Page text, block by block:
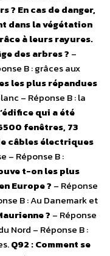
? En cas de danger,
dans la végétation
à leurs rayures.
des arbres ? –
B : grâces aux
les plus répandues
– Réponse B : la
qui a été
fenêtres, 73
câbles électriques
– Réponse B :
t-on les plus
Europe ? – Réponse
B : Au Danemark et
? – Réponse
Nord – Réponse B :
Q92 : Comment se